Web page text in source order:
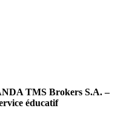
TMS Brokers S.A. –
éducatif